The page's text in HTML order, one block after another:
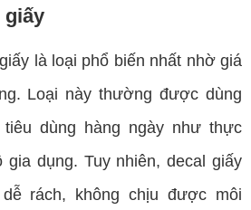
giấy
là loại phổ biến nhất nhờ giá
Loại này thường được dùng
dùng hàng ngày như thực
gia dụng. Tuy nhiên, decal giấy
rách, không chịu được môi